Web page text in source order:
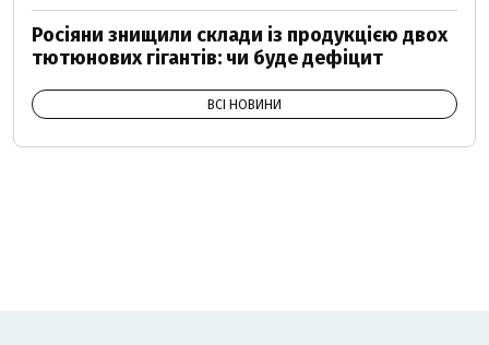
Росіяни знищили склади із продукцією двох
тютюнових гігантів: чи буде дефіцит
ВСІ НОВИНИ